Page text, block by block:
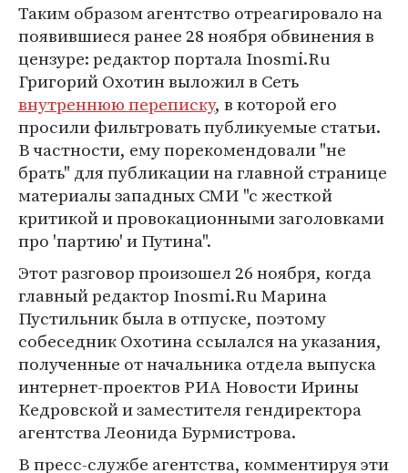
Таким образом агентство отреагировало на
появившиеся ранее 28 ноября обвинения в
цензуре: редактор портала Inosmi.Ru
Григорий Охотин выложил в Сеть
внутреннюю переписку, в которой его
просили фильтровать публикуемые статьи.
В частности, ему порекомендовали "не
брать" для публикации на главной странице
материалы западных СМИ "с жесткой
критикой и провокационными заголовками
про 'партию' и Путина".
Этот разговор произошел 26 ноября, когда
главный редактор Inosmi.Ru Марина
Пустильник была в отпуске, поэтому
собеседник Охотина ссылался на указания,
полученные от начальника отдела выпуска
интернет-проектов РИА Новости Ирины
Кедровской и заместителя гендиректора
агентства Леонида Бурмистрова.
В пресс-службе агентства, комментируя эти